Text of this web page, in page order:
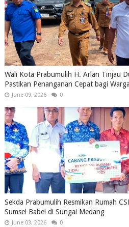
Wali Kota Prabumulih H. Arlan Tinjau
Pastikan Penanganan Cepat bagi
June 09, 2026 0
Sekda Prabumulih Resmikan Rumah
Sumsel Babel di Sungai Medang
June 03, 2026 0